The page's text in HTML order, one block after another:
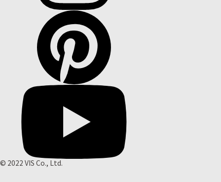
© 2022 VIS Co., Ltd.